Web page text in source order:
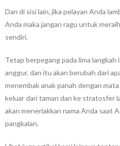
Dan di sisi lain, jika pelayan Anda
Anda maka jangan ragu untuk
sendiri.
Tetap berpegang pada lima langkah
anggur, dan itu akan berubah dari
menembak anak panah dengan
keluar dari taman dan ke stratosfer
akan meneriakkan nama Anda saat
pangkalan.